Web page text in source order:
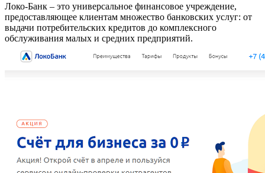
Локо-Банк ‒ это универсальное финансовое учреждение,
предоставляющее клиентам множество банковских услуг: от
выдачи потребительских кредитов до комплексного
обслуживания малых и средних предприятий.